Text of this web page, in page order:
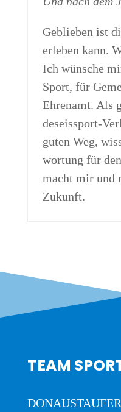
Geblie­ben ist
erle­ben kann.
Ich wün­sche
Sport, für
Ehren­amt. Als
des­eis­sport-
guten Weg,
wor­tung für
macht mir und
Zukunft.
TEAM